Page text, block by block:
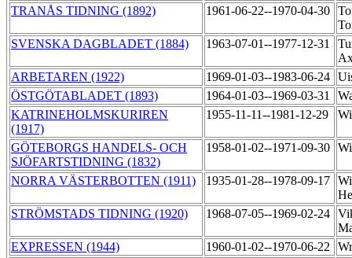
TRANÅS TIDNING (1892)
1961-06-22--1970-04-30
SVENSKA DAGBLADET (1884)
1963-07-01--1977-12-31
ARBETAREN (1922)
1969-01-03--1983-06-24
ÖSTGÖTABLADET (1893)
1964-01-03--1969-03-31
KATRINEHOLMSKURIREN
(1917)
1955-11-11--1981-12-29
GÖTEBORGS HANDELS- OCH
SJÖFARTSTIDNING (1832)
1958-01-02--1971-09-30
NORRA VÄSTERBOTTEN (1911) 1935-01-28--1978-09-17
STRÖMSTADS TIDNING (1920)
1968-07-05--1969-02-24
EXPRESSEN (1944)
1960-01-02--1970-06-22